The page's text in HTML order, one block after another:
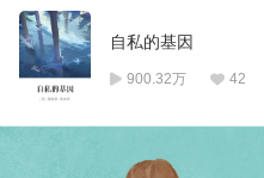
自私的基因
900.32万 42